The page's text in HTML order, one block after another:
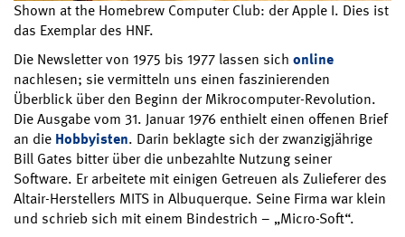
Shown at the Homebrew Computer Club: der Apple I. Dies ist
das Exemplar des HNF.
Die Newsletter von 1975 bis 1977 lassen sich online
nachlesen; sie vermitteln uns einen faszinierenden
Überblick über den Beginn der Mikrocomputer-Revolution.
Die Ausgabe vom 31. Januar 1976 enthielt einen offenen Brief
an die Hobbyisten. Darin beklagte sich der zwanzigjährige
Bill Gates bitter über die unbezahlte Nutzung seiner
Software. Er arbeitete mit einigen Getreuen als Zulieferer des
Altair-Herstellers MITS in Albuquerque. Seine Firma war klein
und schrieb sich mit einem Bindestrich – „Micro-Soft“.